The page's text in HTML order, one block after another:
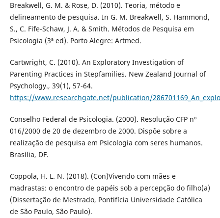
Breakwell, G. M. & Rose, D. (2010). Teoria, método e
delineamento de pesquisa. In G. M. Breakwell, S. Hammond,
S., C. Fife-Schaw, J. A. & Smith. Métodos de Pesquisa em
Psicologia (3ª ed). Porto Alegre: Artmed.
Cartwright, C. (2010). An Exploratory Investigation of
Parenting Practices in Stepfamilies. New Zealand Journal of
Psychology., 39(1), 57-64.
https://www.researchgate.net/publication/
Conselho Federal de Psicologia. (2000). Resolução CFP nº
016/2000 de 20 de dezembro de 2000. Dispõe sobre a
realização de pesquisa em Psicologia com seres humanos.
Brasília, DF.
Coppola, H. L. N. (2018). (Con)Vivendo com mães e
madrastas: o encontro de papéis sob a percepção do filho(a)
(Dissertação de Mestrado, Pontifícia Universidade Católica
de São Paulo, São Paulo).